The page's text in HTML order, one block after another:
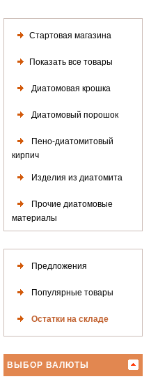
Стартовая магазина
Показать все товары
Диатомовая крошка
Диатомовый порошок
Пено-диатомитовый
кирпич
Изделия из диатомита
Прочие диатомовые
материалы
Предложения
Популярные товары
Остатки на складе
ВЫБОР ВАЛЮТЫ